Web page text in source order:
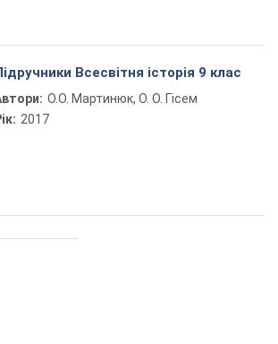
Всесвітня історія 9 клас
О.О. Мартинюк, О. О. Гісем
2017